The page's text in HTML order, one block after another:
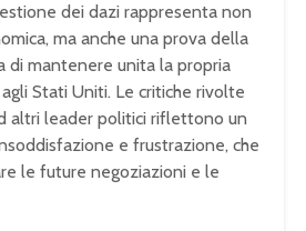
dei dazi rappresenta non
ma anche una prova della
di mantenere unita la propria
Stati Uniti. Le critiche rivolte
altri leader politici riflettono un
e frustrazione, che
le future negoziazioni e le